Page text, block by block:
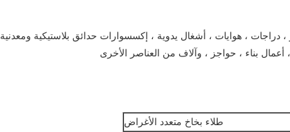
، هوايات ، أشغال يدوية ، إكسسوارات حدائق بلاستيكية ومعدنية
بناء ، حواجز ، وآلاف من العناصر الأخرى
طلاء بخاخ متعدد الأغراض